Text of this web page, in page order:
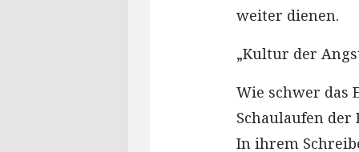
weiter dienen.
„Kultur der
Wie schwer das
Schaulaufen
In ihrem